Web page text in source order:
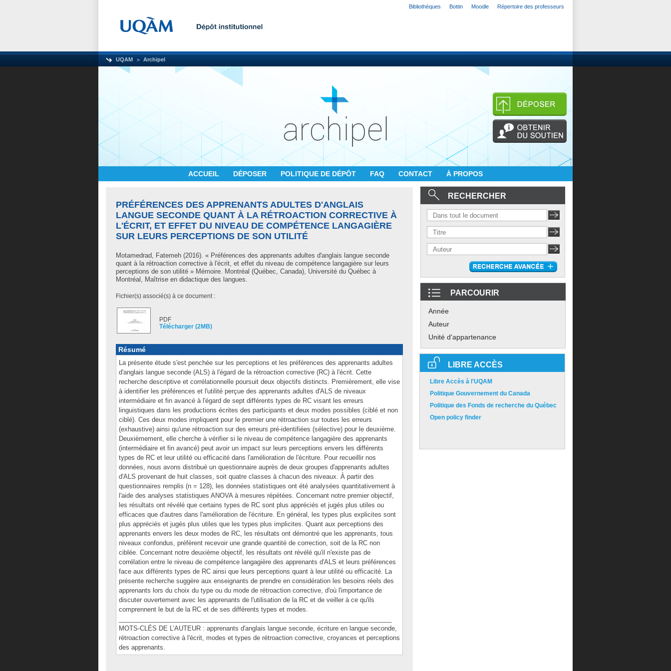
Bibliothèques Bottin Moodle Répertoire des professeurs
UQAM Archipel
ACCUEIL DÉPOSER POLITIQUE DE DÉPÔT FAQ CONTACT À PROPOS
PRÉFÉRENCES DES APPRENANTS ADULTES D'ANGLAIS
LANGUE SECONDE QUANT À LA RÉTROACTION CORRECTIVE À
L'ÉCRIT, ET EFFET DU NIVEAU DE COMPÉTENCE LANGAGIÈRE
SUR LEURS PERCEPTIONS DE SON UTILITÉ
Motamedrad, Fatemeh (2016). « Préférences des apprenants adultes d'anglais langue seconde
quant à la rétroaction corrective à l'écrit, et effet du niveau de compétence langagière sur leurs
perceptions de son utilité » Mémoire. Montréal (Québec, Canada), Université du Québec à
Montréal, Maîtrise en didactique des langues.
Fichier(s) associé(s) à ce document :
PDF
Télécharger (2MB)
Résumé
La présente étude s'est penchée sur les perceptions et les préférences des apprenants adultes
d'anglais langue seconde (ALS) à l'égard de la rétroaction corrective (RC) à l'écrit. Cette
recherche descriptive et corrélationnelle poursuit deux objectifs distincts. Premièrement, elle vise
à identifier les préférences et l'utilité perçue des apprenants adultes d'ALS de niveaux
intermédiaire et fin avancé à l'égard de sept différents types de RC visant les erreurs
linguistiques dans les productions écrites des participants et deux modes possibles (ciblé et non
ciblé). Ces deux modes impliquent pour le premier une rétroaction sur toutes les erreurs
(exhaustive) ainsi qu'une rétroaction sur des erreurs pré-identifiées (sélective) pour le deuxième.
Deuxièmement, elle cherche à vérifier si le niveau de compétence langagière des apprenants
(intermédiaire et fin avancé) peut avoir un impact sur leurs perceptions envers les différents
types de RC et leur utilité ou efficacité dans l'amélioration de l'écriture. Pour recueillir nos
données, nous avons distribué un questionnaire auprès de deux groupes d'apprenants adultes
d'ALS provenant de huit classes, soit quatre classes à chacun des niveaux. À partir des
questionnaires remplis (n = 128), les données statistiques ont été analysées quantitativement à
l'aide des analyses statistiques ANOVA à mesures répétées. Concernant notre premier objectif,
les résultats ont révélé que certains types de RC sont plus appréciés et jugés plus utiles ou
efficaces que d'autres dans l'amélioration de l'écriture. En général, les types plus explicites sont
plus appréciés et jugés plus utiles que les types plus implicites. Quant aux perceptions des
apprenants envers les deux modes de RC, les résultats ont démontré que les apprenants, tous
niveaux confondus, préfèrent recevoir une grande quantité de correction, soit de la RC non
ciblée. Concernant notre deuxième objectif, les résultats ont révélé qu'il n'existe pas de
corrélation entre le niveau de compétence langagière des apprenants d'ALS et leurs préférences
face aux différents types de RC ainsi que leurs perceptions quant à leur utilité ou efficacité. La
présente recherche suggère aux enseignants de prendre en considération les besoins réels des
apprenants lors du choix du type ou du mode de rétroaction corrective, d'où l'importance de
discuter ouvertement avec les apprenants de l'utilisation de la RC et de veiller à ce qu'ils
comprennent le but de la RC et de ses différents types et modes.
MOTS-CLÉS DE L’AUTEUR : apprenants d'anglais langue seconde, écriture en langue seconde,
rétroaction corrective à l'écrit, modes et types de rétroaction corrective, croyances et perceptions
des apprenants.
RECHERCHER
PARCOURIR
Année
Auteur
Unité d'appartenance
LIBRE ACCÈS
Libre Accès à l'UQAM
Politique Gouvernement du Canada
Politique des Fonds de recherche du Québec
Open policy finder